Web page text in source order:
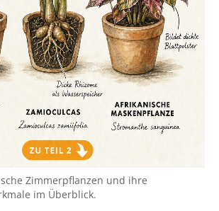
Zimmerpflanzen und ihre
im Überblick.